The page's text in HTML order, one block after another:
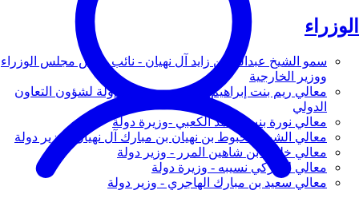
الوزراء
سمو الشيخ عبدالله بن زايد آل نهيان - نائب رئيس مجلس الوزراء
ووزير الخارجية
معالي ريم بنت إبراهيم الهاشمي - وزيرة دولة لشؤون التعاون
الدولي
معالي نورة بنت محمد الكعبي -وزيرة دولة
معالي الشيخ شخبوط بن نهيان بن مبارك آل نهيان - وزير دولة
معالي خليفة بن شاهين المرر - وزير دولة
معالي لانا زكي نسيبه - وزيرة دولة
معالي سعيد بن مبارك الهاجري - وزير دولة